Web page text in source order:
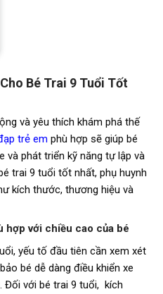
Bé Trai 9 Tuổi Tốt
và yêu thích khám phá thế
trẻ em phù hợp sẽ giúp bé
và phát triển kỹ năng tự lập và
trai 9 tuổi tốt nhất, phụ huynh
kích thước, thương hiệu và
hợp với chiều cao của bé
yếu tố đầu tiên cần xem xét
bé dễ dàng điều khiển xe
Đối với bé trai 9 tuổi, kích